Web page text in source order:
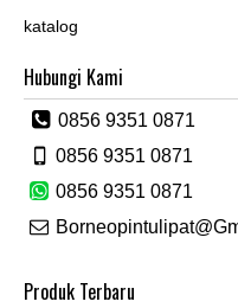
katalog
Hubungi Kami
0856 9351 0871
0856 9351 0871
0856 9351 0871
Produk Terbaru